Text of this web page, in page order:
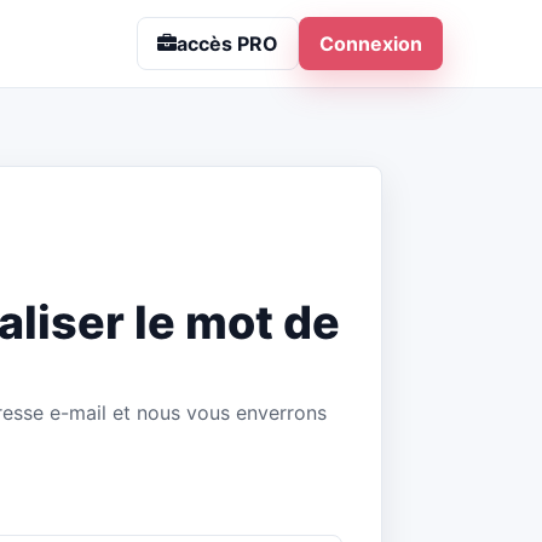
accès PRO Connexion
le mot de
e-mail et nous vous enverrons